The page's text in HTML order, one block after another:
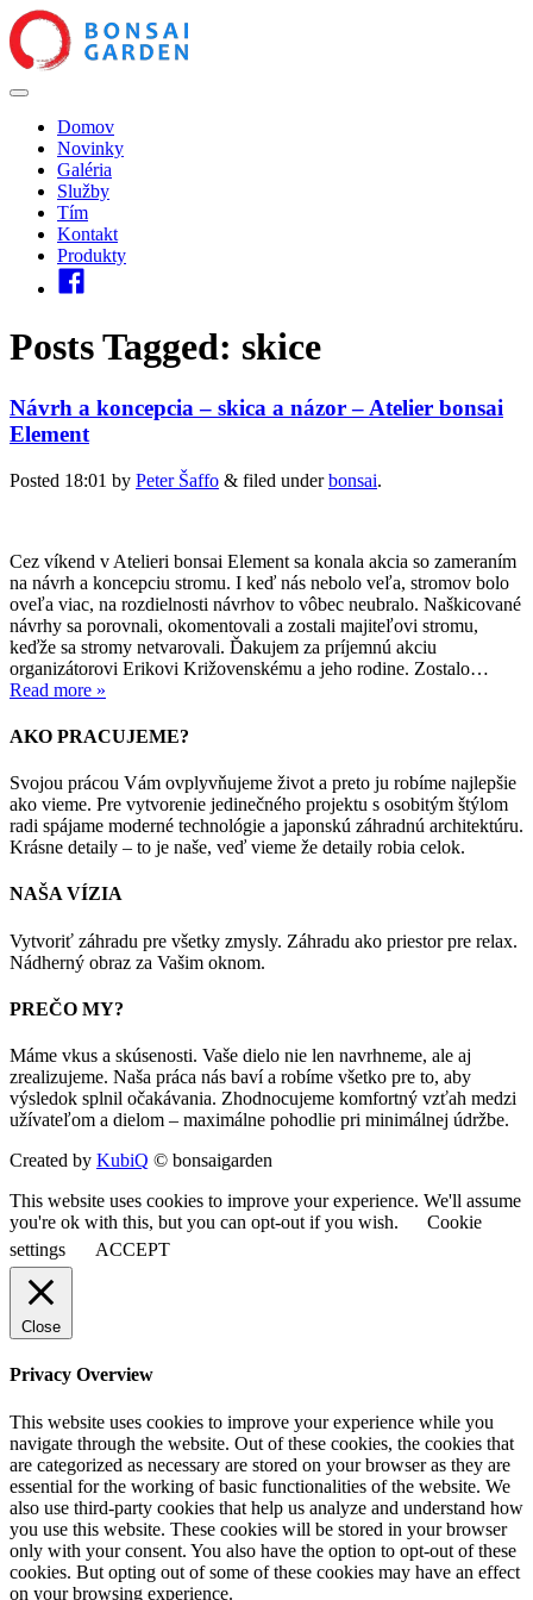
Domov
Novinky
Galéria
Služby
Tím
Kontakt
Produkty
Posts Tagged: skice
Návrh a koncepcia – skica a názor – Atelier bonsai
Element
Posted 18:01 by Peter Šaffo & filed underbonsai.
Cez víkend v Atelieri bonsai Element sa konala akcia so zameraním
na návrh a koncepciu stromu. I keď nás nebolo veľa, stromov bolo
oveľa viac, na rozdielnosti návrhov to vôbec neubralo. Naškicované
návrhy sa porovnali, okomentovali a zostali majiteľovi stromu,
keďže sa stromy netvarovali. Ďakujem za príjemnú akciu
organizátorovi Erikovi Križovenskému a jeho rodine. Zostalo…
Read more »
AKO PRACUJEME?
Svojou prácou Vám ovplyvňujeme život a preto ju robíme najlepšie
ako vieme. Pre vytvorenie jedinečného projektu s osobitým štýlom
radi spájame moderné technológie a japonskú záhradnú architektúru.
Krásne detaily – to je naše, veď vieme že detaily robia celok.
NAŠA VÍZIA
Vytvoriť záhradu pre všetky zmysly. Záhradu ako priestor pre relax.
Nádherný obraz za Vašim oknom.
PREČO MY?
Máme vkus a skúsenosti. Vaše dielo nie len navrhneme, ale aj
zrealizujeme. Naša práca nás baví a robíme všetko pre to, aby
výsledok splnil očakávania. Zhodnocujeme komfortný vzťah medzi
užívateľom a dielom – maximálne pohodlie pri minimálnej údržbe.
Created by KubiQ © bonsaigarden
This website uses cookies to improve your experience. We'll assume
you're ok with this, but you can opt-out if you wish.
Cookie
settings
ACCEPT
Close
Privacy Overview
This website uses cookies to improve your experience while you
navigate through the website. Out of these cookies, the cookies that
are categorized as necessary are stored on your browser as they are
essential for the working of basic functionalities of the website. We
also use third-party cookies that help us analyze and understand how
you use this website. These cookies will be stored in your browser
only with your consent. You also have the option to opt-out of these
cookies. But opting out of some of these cookies may have an effect
on your browsing experience.